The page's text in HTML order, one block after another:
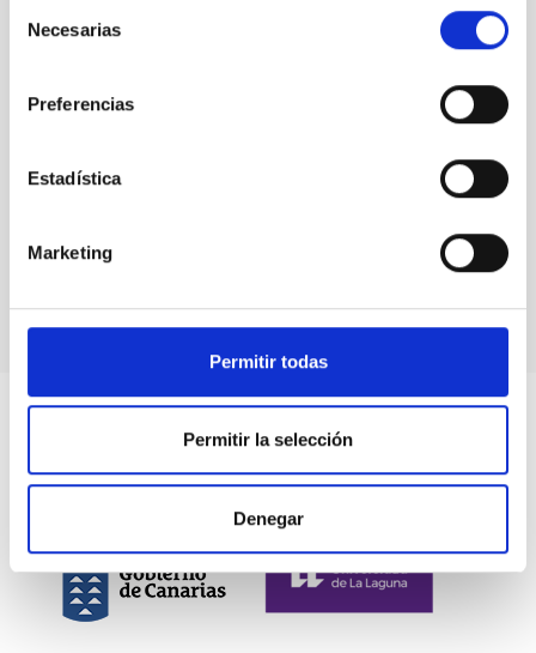
Necesarias
Preferencias
Estadística
Marketing
Permitir todas
Permitir la selección
Denegar